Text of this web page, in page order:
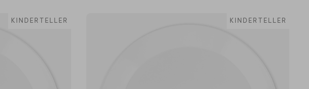
KINDERTELLER KINDERTELLER